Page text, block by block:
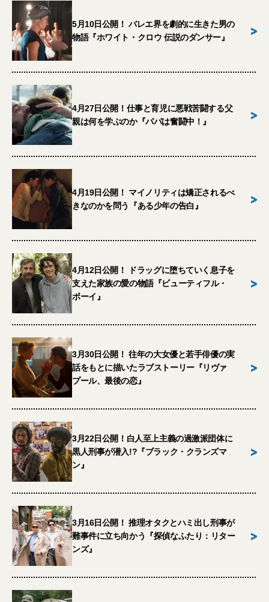
5月10日公開！ バレエ界を劇的に生きた男の
物語『ホワイト・クロウ 伝説のダンサー』
>
4月27日公開！仕事と育児に悪戦苦闘する父
親は何を学ぶのか『パパは奮闘中！』
>
4月19日公開！ マイノリティは矯正されるべ
きなのかを問う『ある少年の告白』
>
4月12日公開！ ドラッグに堕ちていく息子を
支えた家族の愛の物語『ビューティフル・
ボーイ』
>
3月30日公開！ 往年の大女優と若手俳優の実
話をもとに描いたラブストーリー『リヴァ
プール、最後の恋』
>
3月22日公開！白人至上主義の過激派団体に
黒人刑事が潜入!?『ブラック・クランズマ
ン』
>
3月16日公開！ 推理オタクとハミ出し刑事が
難事件に立ち向かう『探偵なふたり：リター
ンズ』
>